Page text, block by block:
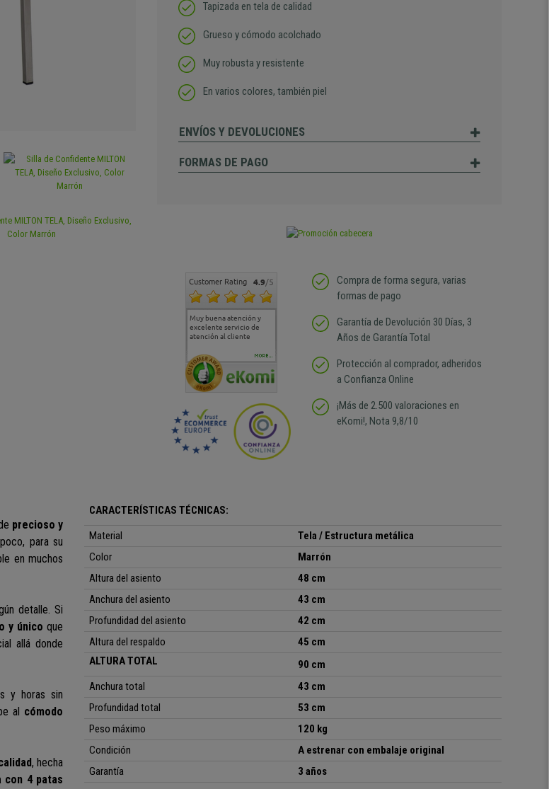
Tapizada en tela de calidad
Grueso y cómodo acolchado
Muy robusta y resistente
En varios colores, también piel
ENVÍOS Y DEVOLUCIONES
FORMAS DE PAGO
Customer Rating 4.9/5
Muy buena atención y
excelente servicio de
atención al cliente
Muy buena atención de
cara al asesoramiento
comercial y el envío ha
Si estoy contento
Excelente relacion
calidad precio Plazo de
MORE...
Compra de forma segura, varias
formas de pago
Garantía de Devolución 30 Días, 3
Años de Garantía Total
Protección al comprador, adheridos
a Confianza Online
¡Más de 2.500 valoraciones en
eKomi!, Nota 9,8/10
precioso y
para su
en muchos
detalle. Si
y único que
allá donde
y horas sin
al cómodo
, hecha
con 4 patas
CARACTERÍSTICAS TÉCNICAS:
Material
Tela / Estructura metálica
Color
Marrón
Altura del asiento
48 cm
Anchura del asiento
43 cm
Profundidad del asiento
42 cm
Altura del respaldo
45 cm
ALTURA TOTAL
90 cm
Anchura total
43 cm
Profundidad total
53 cm
Peso máximo
120 kg
Condición
A estrenar con embalaje original
Garantía
3 años